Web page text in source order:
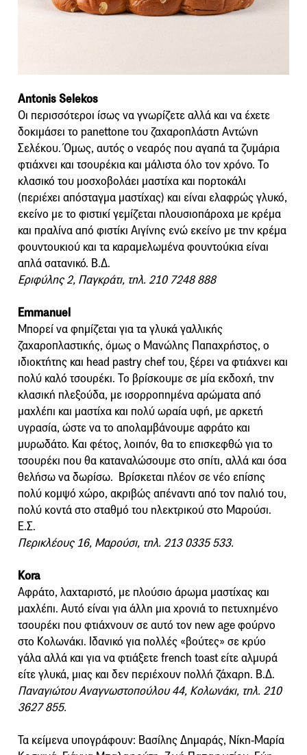
Antonis Selekos
Οι περισσότεροι ίσως να γνωρίζετε αλλά και να έχετε
δοκιμάσει το panettone του ζαχαροπλάστη Αντώνη
Σελέκου. Όμως, αυτός ο νεαρός που αγαπά τα ζυμάρια
φτιάχνει και τσουρέκια και μάλιστα όλο τον χρόνο. Το
κλασικό του μοσχοβολάει μαστίχα και πορτοκάλι
(περιέχει απόσταγμα μαστίχας) και είναι ελαφρώς γλυκό,
εκείνο με το φιστικί γεμίζεται πλουσιοπάροχα με κρέμα
και πραλίνα από φιστίκι Αιγίνης ενώ εκείνο με την κρέμα
φουντουκιού και τα καραμελωμένα φουντούκια είναι
απλά σατανικό. Β.Δ.
Εριφύλης 2, Παγκράτι, τηλ. 210 7248 888
Emmanuel
Μπορεί να φημίζεται για τα γλυκά γαλλικής
ζαχαροπλαστικής, όμως ο Μανώλης Παπαχρήστος, ο
ιδιοκτήτης και head pastry chef του, ξέρει να φτιάχνει και
πολύ καλό τσουρέκι. Το βρίσκουμε σε μία εκδοχή, την
κλασική πλεξούδα, με ισορροπημένα αρώματα από
μαχλέπι και μαστίχα και πολύ ωραία υφή, με αρκετή
υγρασία, ώστε να το απολαμβάνουμε αφράτο και
μυρωδάτο. Και φέτος, λοιπόν, θα το επισκεφθώ για το
τσουρέκι που θα καταναλώσουμε στο σπίτι, αλλά και όσα
θελήσω να δωρίσω. Βρίσκεται πλέον σε νέο επίσης
πολύ κομψό χώρο, ακριβώς απέναντι από τον παλιό του,
πολύ κοντά στο σταθμό του ηλεκτρικού στο Μαρούσι.
Ε.Σ.
Περικλέους 16, Μαρούσι, τηλ. 213 0335 533.
Kora
Αφράτο, λαχταριστό, με πλούσιο άρωμα μαστίχας και
μαχλέπι. Αυτό είναι για άλλη μια χρονιά το πετυχημένο
τσουρέκι που φτιάχνουν σε αυτό τον new age φούρνο
στο Κολωνάκι. Ιδανικό για πολλές «βούτες» σε κρύο
γάλα αλλά και για να φτιάξετε french toast είτε αλμυρά
είτε γλυκά, μιας και δεν περιέχουν πολλή ζάχαρη. Β.Δ.
Παναγιώτου Αναγνωστοπούλου 44, Κολωνάκι, τηλ. 210
3627 855.
Τα κείμενα υπογράφουν: Βασίλης Δημαράς, Νίκη-Μαρία